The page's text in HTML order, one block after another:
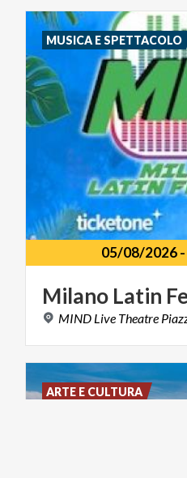
05/08/2026-
Milano Latin
MIND Live Theatre
MUSICA E SPETTACOLO
ARTE E CULTURA